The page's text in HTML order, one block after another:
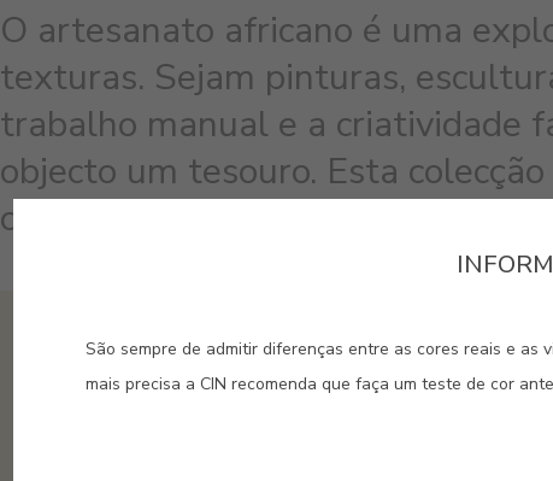
O artesanato africano é uma
texturas. Sejam pinturas,
trabalho manual e a criatividade
objecto um tesouro. Esta
contrastantes promete encher de
MARFIM
SAVANA
São sempre de admitir diferenças entre as cores reais e as
mais precisa a CIN recomenda que faça um teste de cor